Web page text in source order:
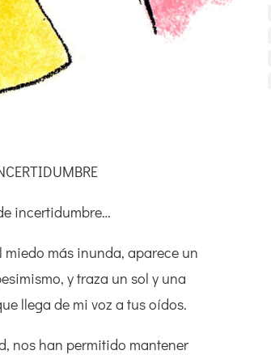
incertidumbre…
miedo más inunda, aparece un
y traza un sol y una
llega de mi voz a tus oídos.
nos han permitido mantener